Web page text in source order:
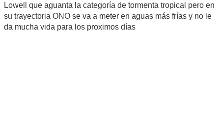
Lowell que aguanta la categoría de tormenta tropical pero en
su trayectoria ONO se va a meter en aguas más frías y no le
da mucha vida para los proximos días